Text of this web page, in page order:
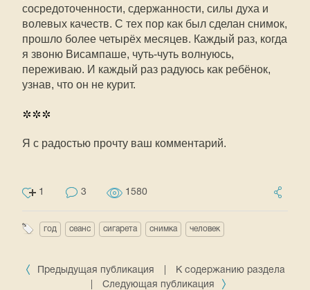
сосредоточенности, сдержанности, силы духа и
волевых качеств. С тех пор как был сделан снимок,
прошло более четырёх месяцев. Каждый раз, когда
я звоню Висампаше, чуть-чуть волнуюсь,
переживаю. И каждый раз радуюсь как ребёнок,
узнав, что он не курит.
***
Я с радостью прочту ваш комментарий.
1 3 1580
год сеанс сигарета снимка человек
Предыдущая публикация
К содержанию раздела
Следующая публикация